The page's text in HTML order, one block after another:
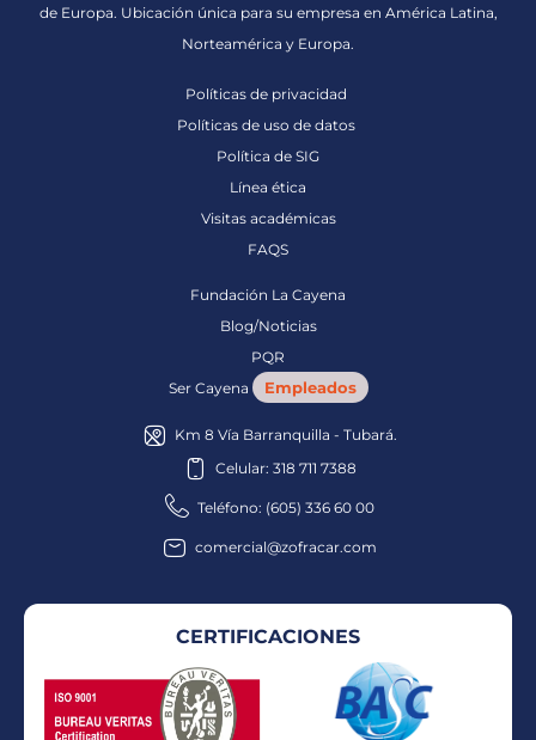
de Europa. Ubicación única para su empresa en América Latina,
Norteamérica y Europa.
Políticas de privacidad
Políticas de uso de datos
Política de SIG
Línea ética
Visitas académicas
FAQS
Fundación La Cayena
Blog/Noticias
PQR
Ser Cayena
Empleados
Km 8 Vía Barranquilla - Tubará.
Celular: 318 711 7388
Teléfono: (605) 336 60 00
comercial@zofracar.com
CERTIFICACIONES